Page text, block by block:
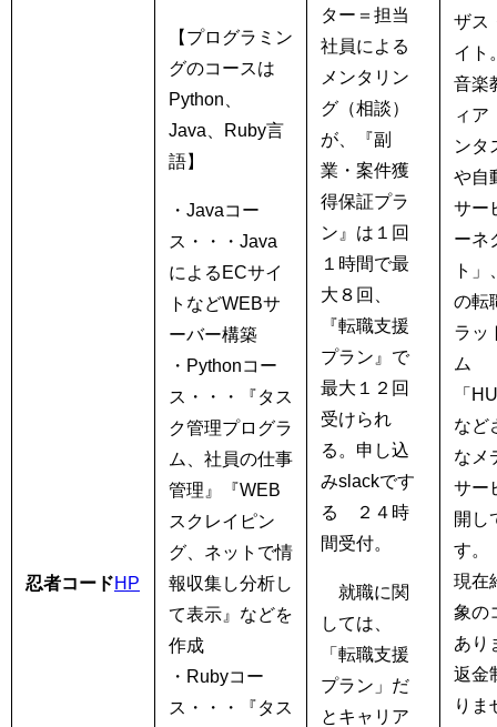
忍者コードHP
【プログラミン
グのコースは
Python、
Java、Ruby言
語】
・Javaコー
ス・・・Java
によるECサイ
トなどWEBサ
ーバー構築
・Pythonコー
ス・・・『タス
ク管理プログラ
ム、社員の仕事
管理』『WEB
スクレイピン
グ、ネットで情
報収集し分析し
て表示』などを
作成
・Rubyコー
ス・・・『タス
ター＝担当
社員による
メンタリン
グ（相談）
が、『副
業・案件獲
得保証プラ
ン』は１回
１時間で最
大８回、
『転職支援
プラン』で
最大１２回
受けられ
る。申し込
みslackです
る ２４時
間受付。
就職に関
しては、
「転職支援
プラン」だ
とキャリア
ザス
イト
音楽
ィア
ンタ
や自
サー
ーネ
ト」
の転
ラッ
ム
「
など
なメ
サー
開し
す。
現在
象の
あり
返金
りま